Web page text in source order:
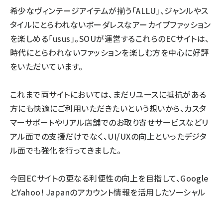
希少なヴィンテージアイテムが揃う「ALLU」、ジャンルやス
タイルにとらわれないボーダレスなアーカイブファッション
を楽しめる「usus」。SOUが運営するこれらのECサイトは、
時代にとらわれないファッションを楽しむ方を中心に好評
をいただいています。
これまで両サイトにおいては、まだリユースに抵抗がある
方にも快適にご利用いただきたいという想いから、カスタ
マーサポートやリアル店舗でのお取り寄せサービスなどリ
アル面での支援だけでなく、UI/UXの向上といったデジタ
ル面でも強化を行ってきました。
今回ECサイトの更なる利便性の向上を目指して、Google
とYahoo! Japanのアカウント情報を活用したソーシャル